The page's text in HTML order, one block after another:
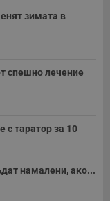
зимата в
спешно лечение
с таратор за 10
намалени, ако...